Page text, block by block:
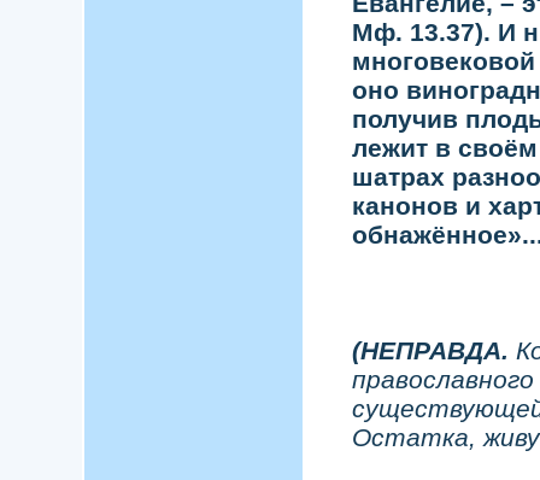
Мф. 13.37). И
оно
получив
лежит в
шатрах
канонов и
(НЕПРАВДА.
Остатка,